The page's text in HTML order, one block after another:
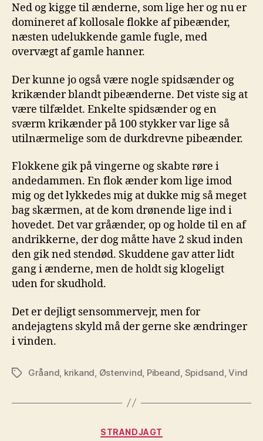
Ned og kigge til ænderne, som lige her og nu er
domineret af kollosale flokke af pibeænder,
næsten udelukkende gamle fugle, med
overvægt af gamle hanner.
Der kunne jo også være nogle spidsænder og
krikænder blandt pibeænderne. Det viste sig at
være tilfældet. Enkelte spidsænder og en
sværm krikænder på 100 stykker var lige så
utilnærmelige som de durkdrevne pibeænder.
Flokkene gik på vingerne og skabte røre i
andedammen. En flok ænder kom lige imod
mig og det lykkedes mig at dukke mig så meget
bag skærmen, at de kom drønende lige ind i
hovedet. Det var gråænder, op og holde til en af
andrikkerne, der dog måtte have 2 skud inden
den gik ned stendød. Skuddene gav atter lidt
gang i ænderne, men de holdt sig klogeligt
uden for skudhold.
Det er dejligt sensommervejr, men for
andejagtens skyld må der gerne ske ændringer
i vinden.
TagsGråand krikand Østenvind Pibeand Spidsand ,Vind
Kategorier
STRANDJAGT